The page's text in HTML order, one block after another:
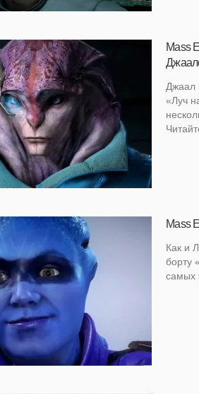
Mass
Джаал
«Луч
Mass
Как и
борту
самых